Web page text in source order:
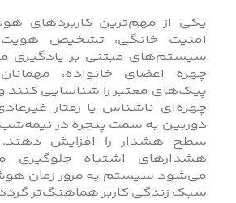
یکی از مهم‌ترین کاربردهای
امنیت خانگی، تشخیص
سیستم‌های مبتنی بر یادگیری
چهره اعضای خانواده،
پیک‌های معتبر را شناسایی
چهره‌ای ناشناس یا رفتار
دوربین به سمت پنجره در
سطح هشدار را افزایش دهند.
هشدارهای اشتباه جلوگیری
می‌شود سیستم به‌ مرور زمان
سبک زندگی کاربر هماهنگ‌تر